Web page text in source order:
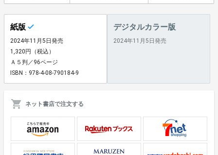
紙版
2024年11月5日発売
1,320円（税込）
Ａ５判／96ページ
ISBN：978-4-08-790184-9
デジタルカラー版
2024年11月5日発売
ネット書店で注文する